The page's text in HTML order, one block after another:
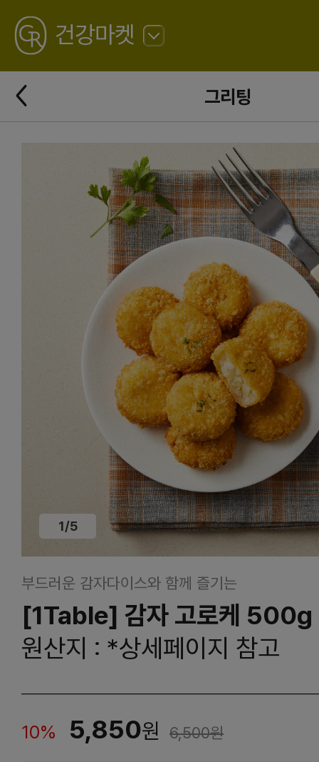
GREATING
건강마켓
로
그리팅
뒤
로
가
1/5
부드러운 감자다이스와 함께 즐기는
[1Table] 감자 고로케 500g
원산지 : *상세페이지 참고
10% 5,850원 6,500원